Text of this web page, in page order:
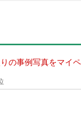
の事例写真をマイ